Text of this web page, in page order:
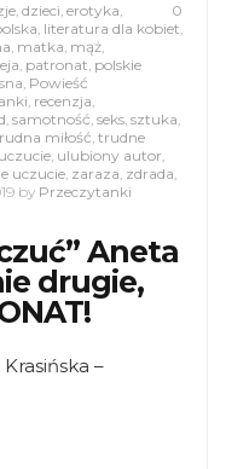
0
, dzieci, erotyka,
, literatura dla kobiet,
, matka, mąż,
, patronat, polskie
, Powieść
, recenzja,
, samotność, seks, sztuka,
miłość, trudne
uczucie, ulubiony autor,
uczucie, zaraza, zdrada,
by Przeczytanki
Aneta
drugie,
–